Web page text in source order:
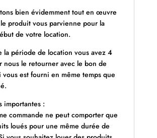
bien évidemment tout en œuvre
produit vous parvienne pour la
de votre location.
la période de location vous avez 4
nous le retourner avec le bon de
est fourni en même temps que
importantes :
commande ne peut comporter que
loués pour une même durée de